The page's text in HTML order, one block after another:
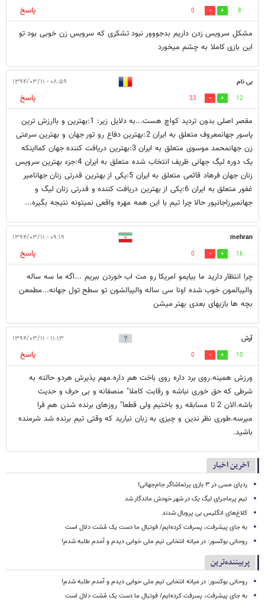
8
0
پاسخ
مشکل سرویس زدن داریم بدجووور نبود تشکری که سرویس زن خوبی بود تو
این بازی کاملا به چشم میخورد
بی نام ۰۸:۵۹ - ۱۳۹۴/۰۳/۱۱
12
33
پاسخ
مقصر اصلی بدون تردید کواچ هست...به دلایل زیر: 1:بهترین و باارزش ترین
پاسور جهانمعروف متعلق به ایران 2:بهترین دفاع رو تور جهان و بهترین سرعتی
زن جهانمحمد موسوی متعلق به ایران 3:بهترین دریافت کننده جهان کمااینکه
یک دوره لیگ جهانی ظریف انتخاب شده متعلق به ایران 4:جزء بهترین سرویس
زنان جهان فرهاد قائمی متعلق به ایران 5:یکی از بهترین قدرتی زنان جهانامیر
غفور متعلق به ایران 6:یکی از بهترین دریافت کننده و قدرتی زنان لیگ و
جهانمیرزاجانپور حالا چرا تیم با این همه مهره واقعی نمیتونه نتیجه بگیره...
mehran ۰۹:۱۹ - ۱۳۹۴/۰۳/۱۱
16
0
پاسخ
چرا انتظار دارید ما بیایمو امریکا رو مث اب خوردن ببریم ...اگه ما سه ساله
والیبالمون خوب شده اونا سی ساله والیبالشون تو سطح تول جهانه...مطمعن
بچه ها بازیهای بعدی بهتر میشن
آرش ۱۱:۱۳ - ۱۳۹۴/۰۳/۱۱
10
0
پاسخ
ورزش همینه.روی برد داره روی باخت هم داره.مهم پذیرش هردو حالته به
شرطی که حق خوری نباشه و رقابت کاملا" منصفانه و بی حرف و حدیث
باشه.الان 2 تا مسابقه رو باختیم ولی قطعا" روزهای برنده شدن هم فرا
میرسه.طوری نظر ندین و چیزی به زبان نیارید که وقتی تیم برنده شد شرمنده
باشید.
آخرین اخبار
ردپای مسی در ۳ بازی پرتماشاگر جام‌جهانی!
تیم پرماجرای لیگ یک در شهر خودش ماندگار شد
کلاغ‌های انگلیس بی پروبال شدند
به جای پیشرفت، پسرفت کرده‌ایم/ فوتبال ما دست یک مُشت دلال است
روحانی بوکسور: در میانه انتخابی تیم ملی خوابی دیدم و آمدم طلبه شدم!
پربیننده‌ترین
روحانی بوکسور: در میانه انتخابی تیم ملی خوابی دیدم و آمدم طلبه شدم!
به جای پیشرفت، پسرفت کرده‌ایم/ فوتبال ما دست یک مُشت دلال است